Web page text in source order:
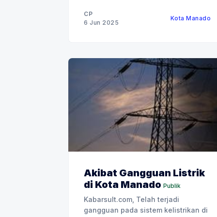
Manado menggelar penghijauan.
Aksi nyata itu diwujudkan dengan
adalah istilah untuk
CP
6 Jun 2025
Kota Manado
Akibat Gangguan Listrik
di Kota Manado Publik
Kabarsult.com, Telah terjadi
gangguan pada sistem kelistrikan di